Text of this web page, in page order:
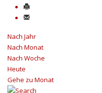
Nach Jahr
Nach Monat
Nach Woche
Heute
Gehe zu Monat